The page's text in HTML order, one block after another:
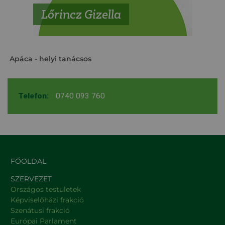
Lőrincz Gizella
Apáca - helyi tanácsos
Telefon: 0740 093 760
FŐOLDAL
SZERVEZET
Országos testületek
Képviselőházi frakció
Szenátusi frakció
Európai Parlament